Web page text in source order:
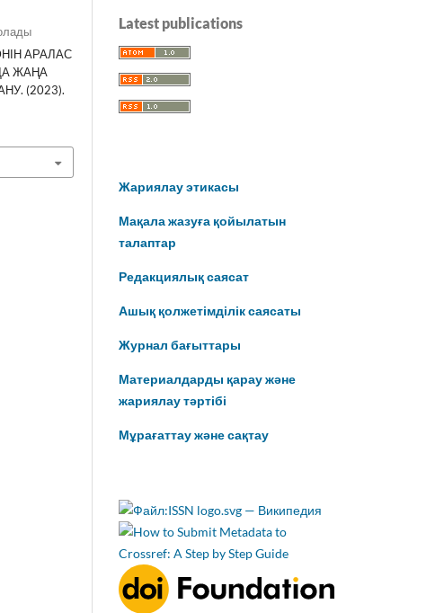
АРАЛАС
ЖАҢА
(2023).
Latest publications
Жариялау этикасы
Мақала жазуға қойылатын
талаптар
Редакциялық саясат
Ашық қолжетімділік саясаты
Журнал бағыттары
Материалдарды қарау және
жариялау тәртібі
Мұрағаттау және сақтау